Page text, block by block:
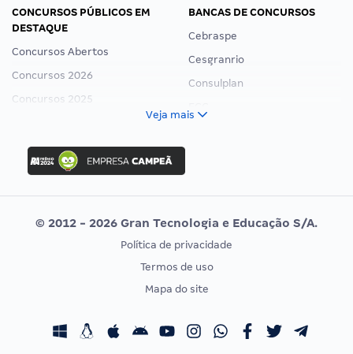
CONCURSOS PÚBLICOS EM
DESTAQUE
Concursos Abertos
Concursos 2026
Concursos 2025
Concurso Ibama
Concurso MPU
Editais publicados
BANCAS DE CONCURSOS
Cebraspe
Cesgranrio
Consulplan
Vunesp
CONCURSOS POR PROFISSÃO
Concursos Fiscais
EXAME DE ORDEM
Calendário OAB
Veja mais
© 2012 - 2026 Gran Tecnologia e Educação S/A.
Política de privacidade
Termos de uso
Mapa do site